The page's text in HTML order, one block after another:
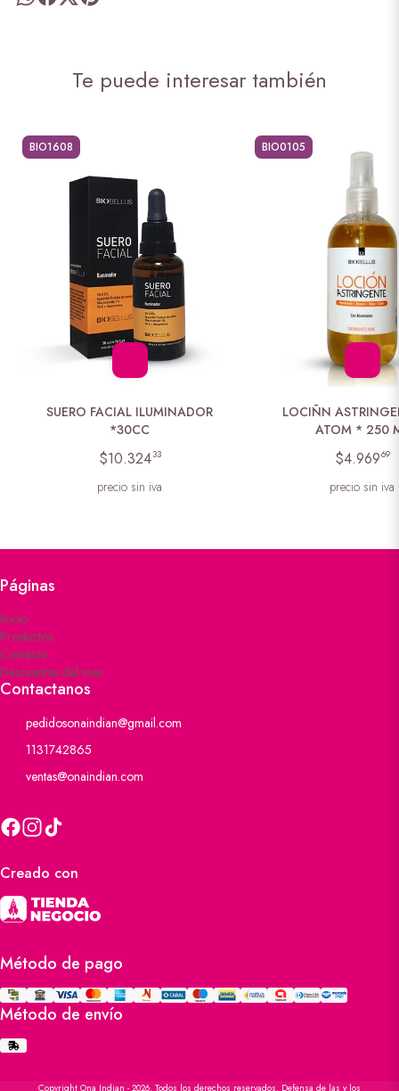
Te puede interesar también
BIO1608
SUERO FACIAL ILUMINADOR
*30CC
$10.32433
precio sin iva
BIO0105
LOCIÑN
ATOM * 250
$4.96969
precio sin iva
Páginas
Inicio
Productos
Contacto
Descuentos del mes
Contactanos
pedidosonaindian@gmail.com
1131742865
ventas@onaindian.com
Creado con
Método de pago
Método de envío
Copyright Ona Indian - 2026. Todos los derechos reservados. Defensa de las y los